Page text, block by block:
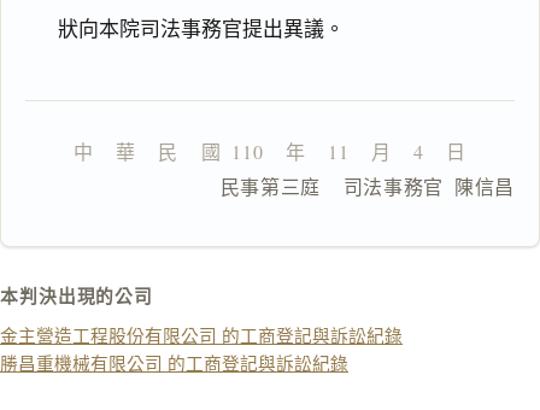
狀向本院司法事務官提出異議。
中    華    民    國  110    年    11    月    4    日
                  民事第三庭    司法事務官  陳信昌
本判決出現的公司
金主營造工程股份有限公司 的工商登記與訴訟紀錄
勝昌重機械有限公司 的工商登記與訴訟紀錄
製
複製給 AI
去換行複製
匯出 PDF
精美列印